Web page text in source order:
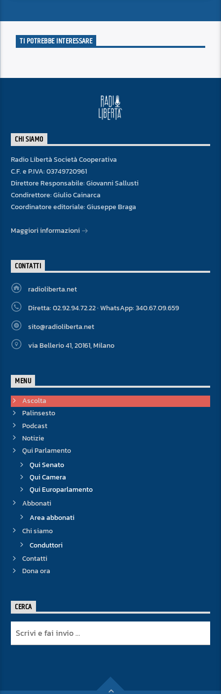
TI POTREBBE INTERESSARE
CHI SIAMO
Radio Libertà Società Cooperativa
C.F. e P.IVA: 03749720961
Direttore Responsabile: Giovanni Sallusti
Condirettore: Giulio Cainarca
Coordinatore editoriale: Giuseppe Braga
Maggiori informazioni
CONTATTI
radioliberta.net
Diretta: 02.92.94.72.22 · WhatsApp: 340.67.09.659
sito@radioliberta.net
via Bellerio 41, 20161, Milano
MENU
Ascolta
Palinsesto
Podcast
Notizie
Qui Parlamento
Qui Senato
Qui Camera
Qui Europarlamento
Abbonati
Area abbonati
Chi siamo
Conduttori
Contatti
Dona ora
CERCA